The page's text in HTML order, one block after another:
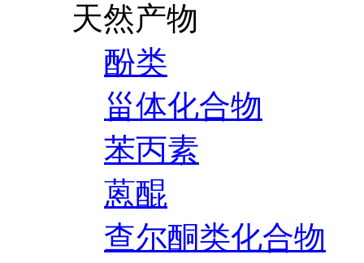
天然产物
酚类
甾体化合物
苯丙素
蒽醌
查尔酮类化合物